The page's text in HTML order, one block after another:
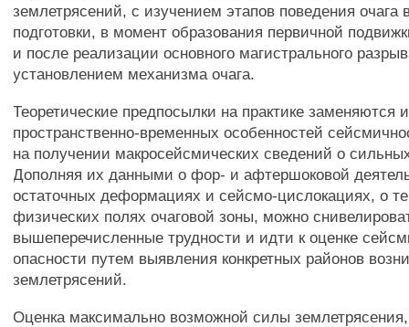
землетрясений, с изучением этапов поведения очага
подготовки, в момент образования первичной
и после реализации основного магистрального
установлением механизма очага.
Теоретические предпосылки на практике заменяются
пространственно-временных особенностей
на получении макросейсмических сведений о
Дополняя их данными о фор- и афтершоковой
остаточных деформациях и сейсмо-цислокациях, о
физических полях очаговой зоны, можно
вышеперечисленные трудности и идти к оценке
опасности путем выявления конкретных районов
землетрясений.
Оценка максимально возможной силы